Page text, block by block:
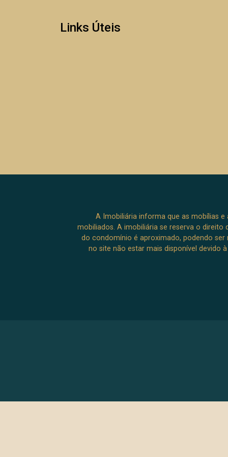
negócio Agende sua visita Se você
procura um terreno com projeto
Links Úteis
A Imobiliária informa que as mobílias
mobiliados. A imobiliária se reserva o
do condomínio é aproximado, podendo
no site não estar mais disponível devido